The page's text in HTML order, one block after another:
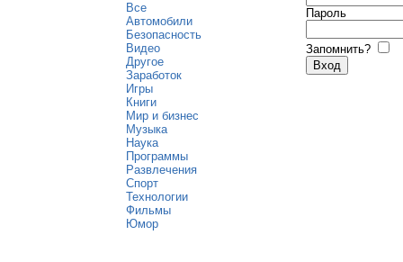
Все
Автомобили
Безопасность
Видео
Другое
Заработок
Игры
Книги
Мир и бизнес
Музыка
Наука
Программы
Развлечения
Спорт
Технологии
Фильмы
Юмор
Пароль
Запомнить?